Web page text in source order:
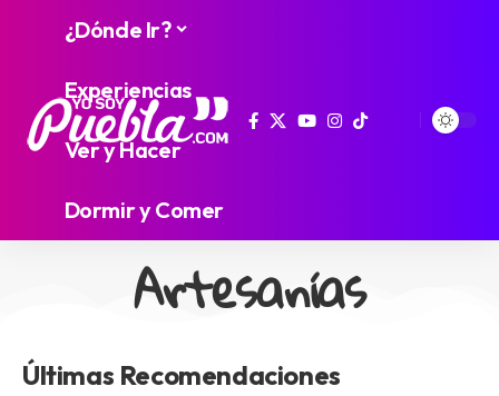
¿Dónde Ir?
Experiencias
Ver y Hacer
Dormir y Comer
Artesanías
Últimas Recomendaciones